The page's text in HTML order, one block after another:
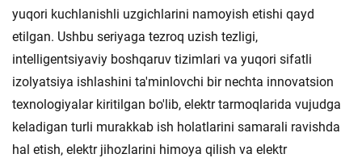
yuqori kuchlanishli uzgichlarini namoyish etishi qayd
etilgan. Ushbu seriyaga tezroq uzish tezligi,
intelligentsiyaviy boshqaruv tizimlari va yuqori sifatli
izolyatsiya ishlashini ta'minlovchi bir nechta innovatsion
texnologiyalar kiritilgan bo'lib, elektr tarmoqlarida vujudga
keladigan turli murakkab ish holatlarini samarali ravishda
hal etish, elektr jihozlarini himoya qilish va elektr